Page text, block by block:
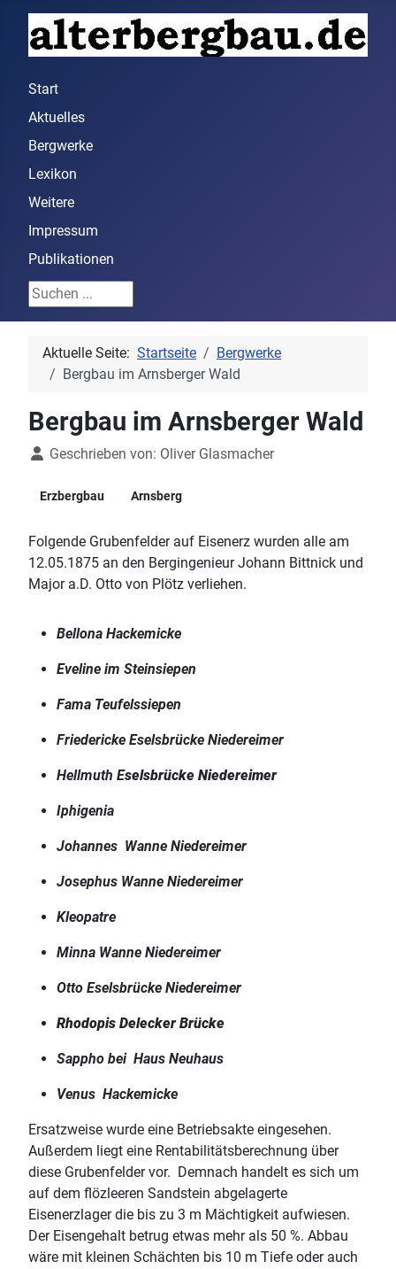
Start
Aktuelles
Bergwerke
Lexikon
Weitere
Impressum
Publikationen
Suchen ...
Aktuelle Seite: Startseite
Bergwerke
Bergbau im Arnsberger Wald
Bergbau im Arnsberger Wald
DetailsGeschrieben von: Oliver Glasmacher
Erzbergbau Arnsberg
Folgende Grubenfelder auf Eisenerz wurden alle am
12.05.1875 an den Bergingenieur Johann Bittnick und
Major a.D. Otto von Plötz verliehen.
Bellona Hackemicke
Eveline im Steinsiepen
Fama Teufelssiepen
Friedericke Eselsbrücke Niedereimer
Hellmuth Eselsbrücke Niedereimer
Iphigenia
Johannes Wanne Niedereimer
Josephus Wanne Niedereimer
Kleopatre
Minna Wanne Niedereimer
Otto Eselsbrücke Niedereimer
Rhodopis Delecker Brücke
Sappho bei Haus Neuhaus
Venus Hackemicke
Ersatzweise wurde eine Betriebsakte eingesehen.
Außerdem liegt eine Rentabilitätsberechnung über
diese Grubenfelder vor. Demnach handelt es sich um
auf dem flözleeren Sandstein abgelagerte
Eisenerzlager die bis zu 3 m Mächtigkeit aufwiesen.
Der Eisengehalt betrug etwas mehr als 50 %. Abbau
wäre mit kleinen Schächten bis 10 m Tiefe oder auch